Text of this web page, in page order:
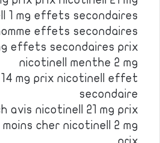
1 mg effets secondaires
effets secondaires
effets secondaires prix
nicotinell menthe 2 mg
mg prix nicotinell effet
secondaire
avis nicotinell 21 mg prix
cher nicotinell 2 mg